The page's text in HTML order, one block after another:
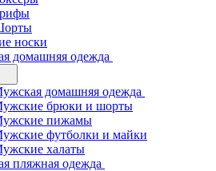
носки
домашняя одежда
домашняя одежда
брюки и шорты
пижамы
футболки и майки
халаты
пляжная одежда